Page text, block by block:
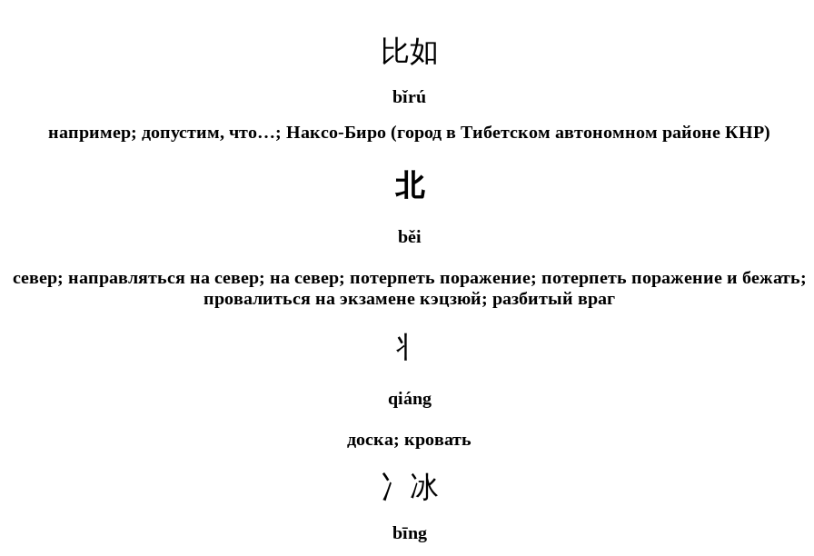
比如
bǐrú
например; допустим, что…; Наксо-Биро (город в Тибетском автономном районе КНР)
北
běi
север; направляться на север; на север; потерпеть поражение; потерпеть поражение и бежать;
провалиться на экзамене кэцзюй; разбитый враг
丬
qiáng
доска; кровать
冫冰
bīng